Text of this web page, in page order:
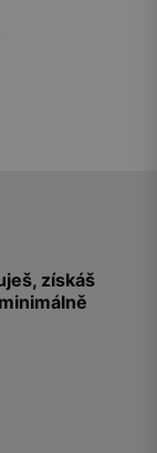
získáš